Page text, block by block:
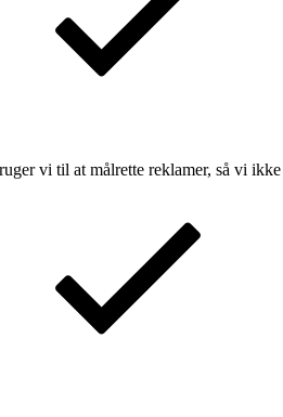
vi til at målrette reklamer, så vi